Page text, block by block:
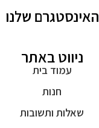
האינסטגרם שלנו
ניווט באתר
עמוד בית
חנות
שאלות ותשובות